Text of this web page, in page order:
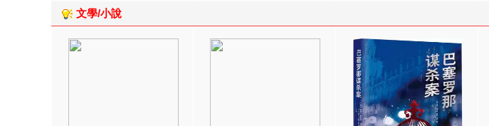
文學/小說